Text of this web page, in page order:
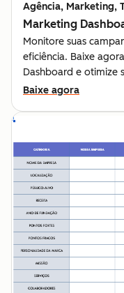
Agência, Marketing,
Marketing
Monitore suas
eficiência. Baixe
Dashboard e otimize
Baixe agora